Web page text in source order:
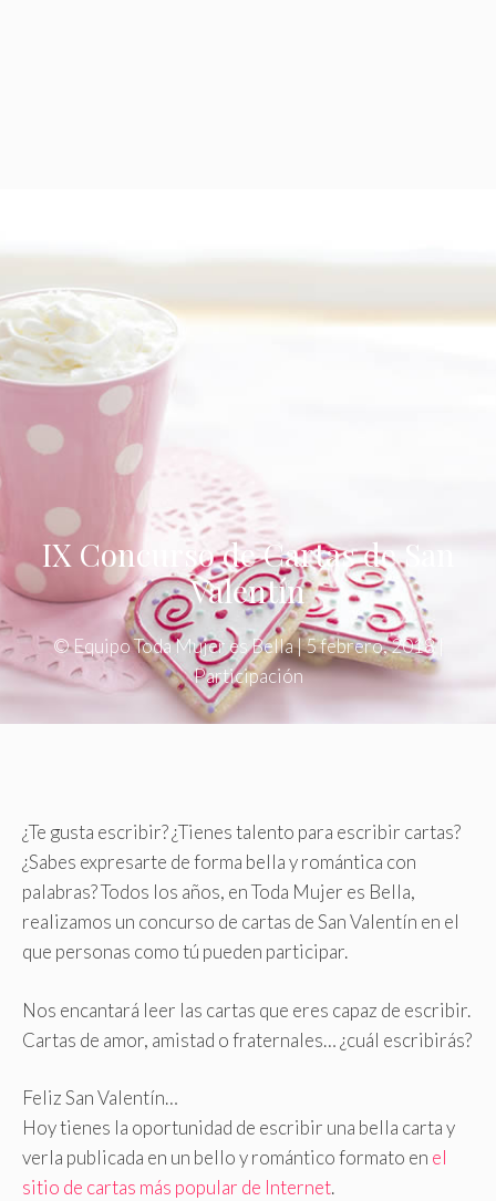
IX Concurso de Cartas de San
Valentín
©Equipo Toda Mujer es Bella|5 febrero, 2018|
Participación
¿Te gusta escribir? ¿Tienes talento para escribir cartas?
¿Sabes expresarte de forma bella y romántica con
palabras? Todos los años, en Toda Mujer es Bella,
realizamos un concurso de cartas de San Valentín en el
que personas como tú pueden participar.
Nos encantará leer las cartas que eres capaz de escribir.
Cartas de amor, amistad o fraternales… ¿cuál escribirás?
Feliz San Valentín…
Hoy tienes la oportunidad de escribir una bella carta y
verla publicada en un bello y romántico formato en el
sitio de cartas más popular de Internet.